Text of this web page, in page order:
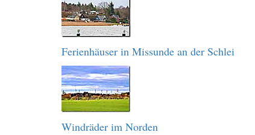
Ferienhäuser in Missunde an der Schlei
Windräder im Norden